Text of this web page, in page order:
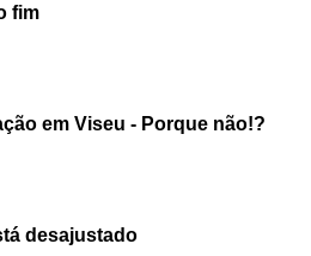
fim
em Viseu - Porque não!?
desajustado